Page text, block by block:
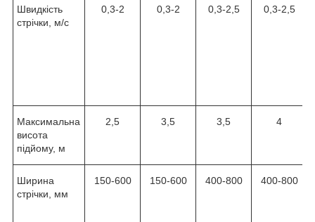
Швидкість
стрічки, м/с
0,3-2 0,3-2 0,3-2,5 0,3-2,5
Максимальна
висота
підйому, м
2,5 3,5 3,5 4
Ширина
стрічки, мм
150-600 150-600 400-800 400-800